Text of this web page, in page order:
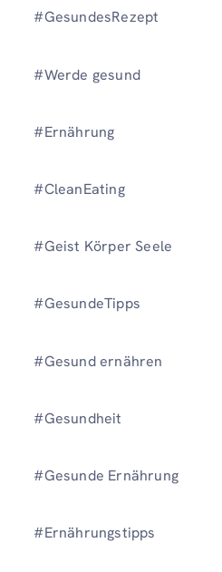
#GesundesRezept
#Werde gesund
#Ernährung
#CleanEating
#Geist Körper Seele
#GesundeTipps
#Gesund ernähren
#Gesundheit
#Gesunde Ernährung
#Ernährungstipps